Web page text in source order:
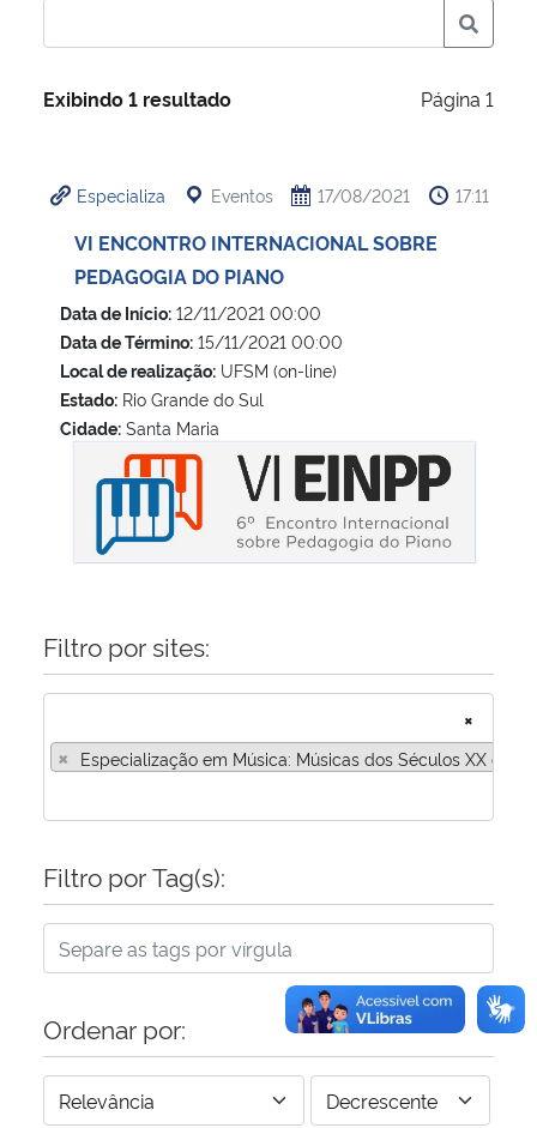
Ministério da Ciência, Tecnologia, Inovações e Comunicações
Ministério do Meio Ambiente
Ministério do Turismo
Ministério do Desenvolvimento Regional
Controladoria-Geral da União
Ministério da Mulher, da Família e dos Direitos Humanos
Secretaria de Governo
Planalto
Exibindo 1 resultado Página 1
Especializa Eventos 17/08/2021 17:11
VI ENCONTRO INTERNACIONAL SOBRE
PEDAGOGIA DO PIANO
Data de Início: 12/11/2021 00:00
Data de Término: 15/11/2021 00:00
Local de realização: UFSM (on-line)
Estado: Rio Grande do Sul
Cidade: Santa Maria
VI ENCONTRO INTERNACIONAL SOBRE PEDAGOGIA DO
Filtro por sites:
×
× Especialização em Música: Músicas dos Séculos XX e
Filtro por Tag(s):
Ordenar por: